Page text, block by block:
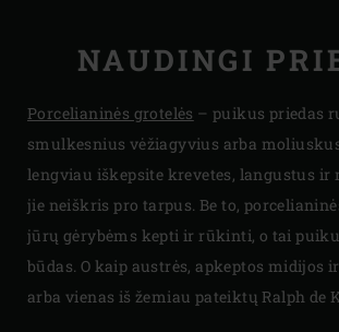
NAUDINGI
Porcelianinės grotelės – puikus priedas
smulkesnius vėžiagyvius arba
lengviau iškepsite krevetes, langustus ir
jie neiškris pro tarpus. Be to,
jūrų gėrybėms kepti ir rūkinti, o tai
būdas. O kaip austrės, apkeptos midijos
arba vienas iš žemiau pateiktų Ralph de